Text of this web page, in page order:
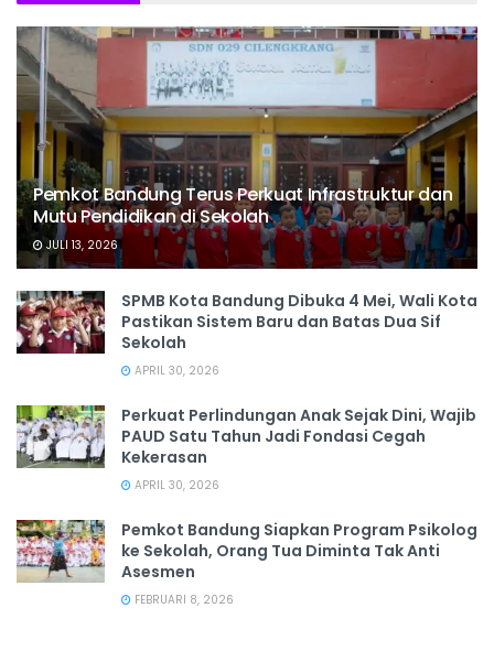
Pemkot Bandung Terus Perkuat Infrastruktur dan
Mutu Pendidikan di Sekolah
JULI 13, 2026
SPMB Kota Bandung Dibuka 4 Mei, Wali Kota
Pastikan Sistem Baru dan Batas Dua Sif
Sekolah
APRIL 30, 2026
Perkuat Perlindungan Anak Sejak Dini, Wajib
PAUD Satu Tahun Jadi Fondasi Cegah
Kekerasan
APRIL 30, 2026
Pemkot Bandung Siapkan Program Psikolog
ke Sekolah, Orang Tua Diminta Tak Anti
Asesmen
FEBRUARI 8, 2026